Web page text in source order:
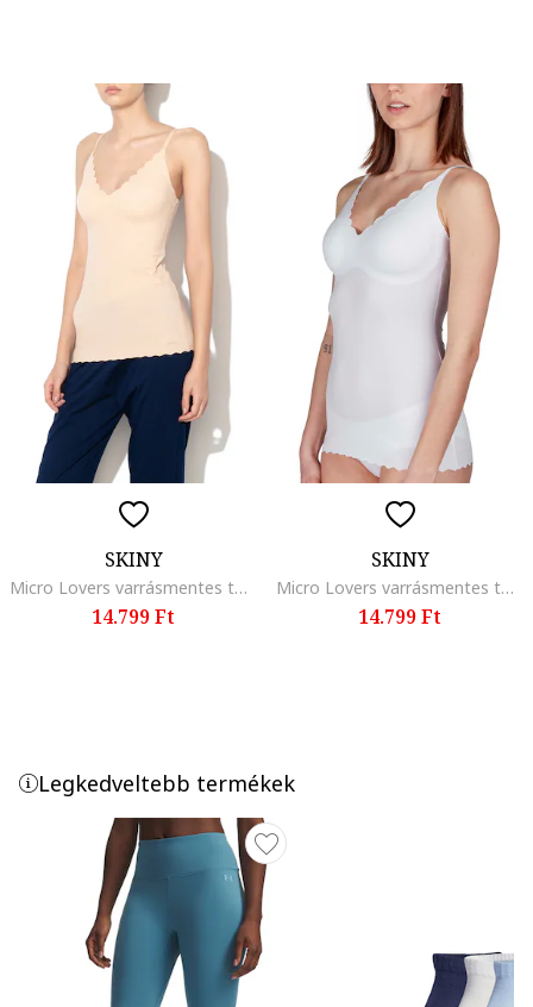
SKINY
Micro Lovers varrásmentes top kivehető párnázással, Bézs
14.799 Ft
SKINY
Micro Lovers varrásmentes top kivehető párnázással, Fehér
14.799 Ft
Legkedveltebb termékek